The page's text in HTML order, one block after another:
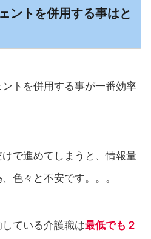
ントを併用する事はと
トを併用する事が一番効率
で進めてしまうと、情報量
色々と不安です。。。
ている介護職は最低でも２